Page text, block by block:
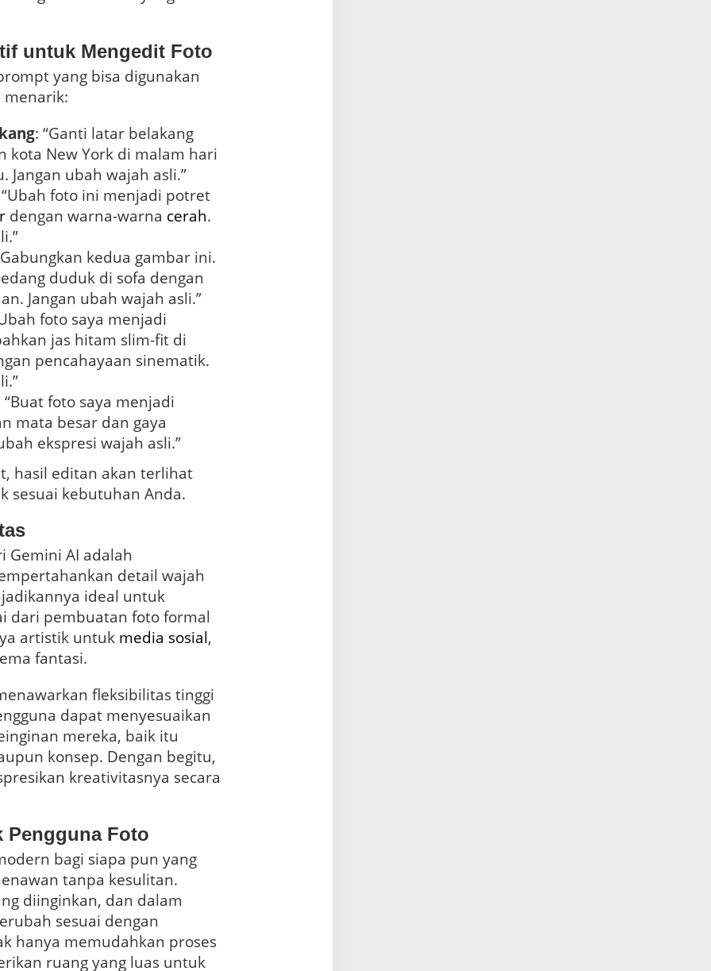
untuk Mengedit Foto
yang bisa digunakan
: “Ganti latar belakang
kota New York di malam hari
Jangan ubah wajah asli.”
foto ini menjadi potret
dengan warna-warna cerah.
kedua gambar ini.
duduk di sofa dengan
Jangan ubah wajah asli.”
foto saya menjadi
jas hitam slim-fit di
pencahayaan sinematik.
mata besar dan gaya
ekspresi wajah asli.”
hasil editan akan terlihat
sesuai kebutuhan Anda.
Gemini AI adalah
detail wajah
ideal untuk
dari pembuatan foto formal
artistik untuk media sosial,
fantasi.
fleksibilitas tinggi
dapat menyesuaikan
mereka, baik itu
konsep. Dengan begitu,
kreativitasnya secara
Foto
bagi siapa pun yang
tanpa kesulitan.
diinginkan, dan dalam
sesuai dengan
hanya memudahkan proses
ruang yang luas untuk